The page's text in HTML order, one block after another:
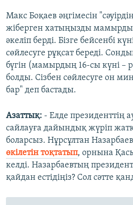
Макс Боқаев әңгімесін
жіберген хатыңызды
әкеліп берді. Бізге бейсенбі
сөйлесуге рұқсат береді.
бүгін (мамырдың 16-сы күні –
болды. Сізбен сөйлесуге он
бар" деп бастады.
Азаттық: - Елде президенттің
сайлауға дайындық жүріп
боларсыз. Нұрсұлтан Назарбаев
өкілетін тоқтатып, орнына
келді. Назарбаевтың
қайдан естідіңіз? Сол сәтте